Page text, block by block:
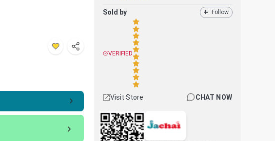
Sold by + Follow
VERIFIED
Visit Store CHAT NOW